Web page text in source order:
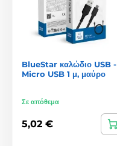
BlueStar καλώδιο USB -
Micro USB 1 μ, μαύρο
Σε απόθεμα
5,02 €